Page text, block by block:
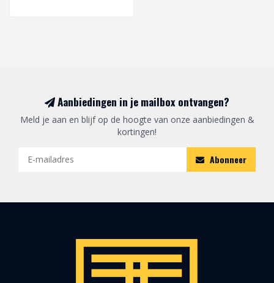
Aanbiedingen in je mailbox ontvangen?
Meld je aan en blijf op de hoogte van onze aanbiedingen &
kortingen!
Abonneer